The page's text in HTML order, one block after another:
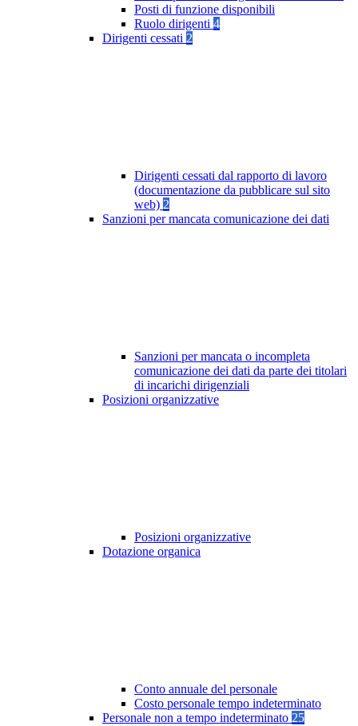
Posti di funzione disponibili
Ruolo dirigenti 4
Dirigenti cessati 2
Dirigenti cessati dal rapporto di lavoro
(documentazione da pubblicare sul sito
web) 2
Sanzioni per mancata comunicazione dei dati
Sanzioni per mancata o incompleta
comunicazione dei dati da parte dei titolari
di incarichi dirigenziali
Posizioni organizzative
Posizioni organizzative
Dotazione organica
Conto annuale del personale
Costo personale tempo indeterminato
Personale non a tempo indeterminato 25